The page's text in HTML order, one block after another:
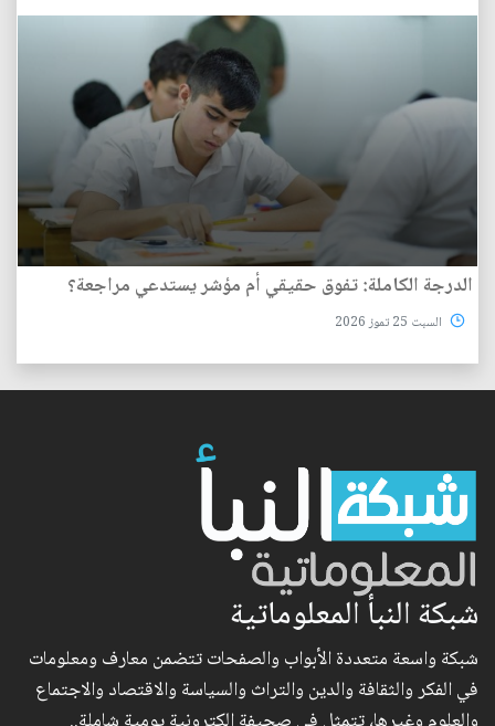
الدرجة الكاملة: تفوق حقيقي أم مؤشر يستدعي مراجعة؟
السبت 25 تموز 2026
شبكة النبأ المعلوماتية
شبكة واسعة متعددة الأبواب والصفحات تتضمن معارف ومعلومات
في الفكر والثقافة والدين والتراث والسياسة والاقتصاد والاجتماع